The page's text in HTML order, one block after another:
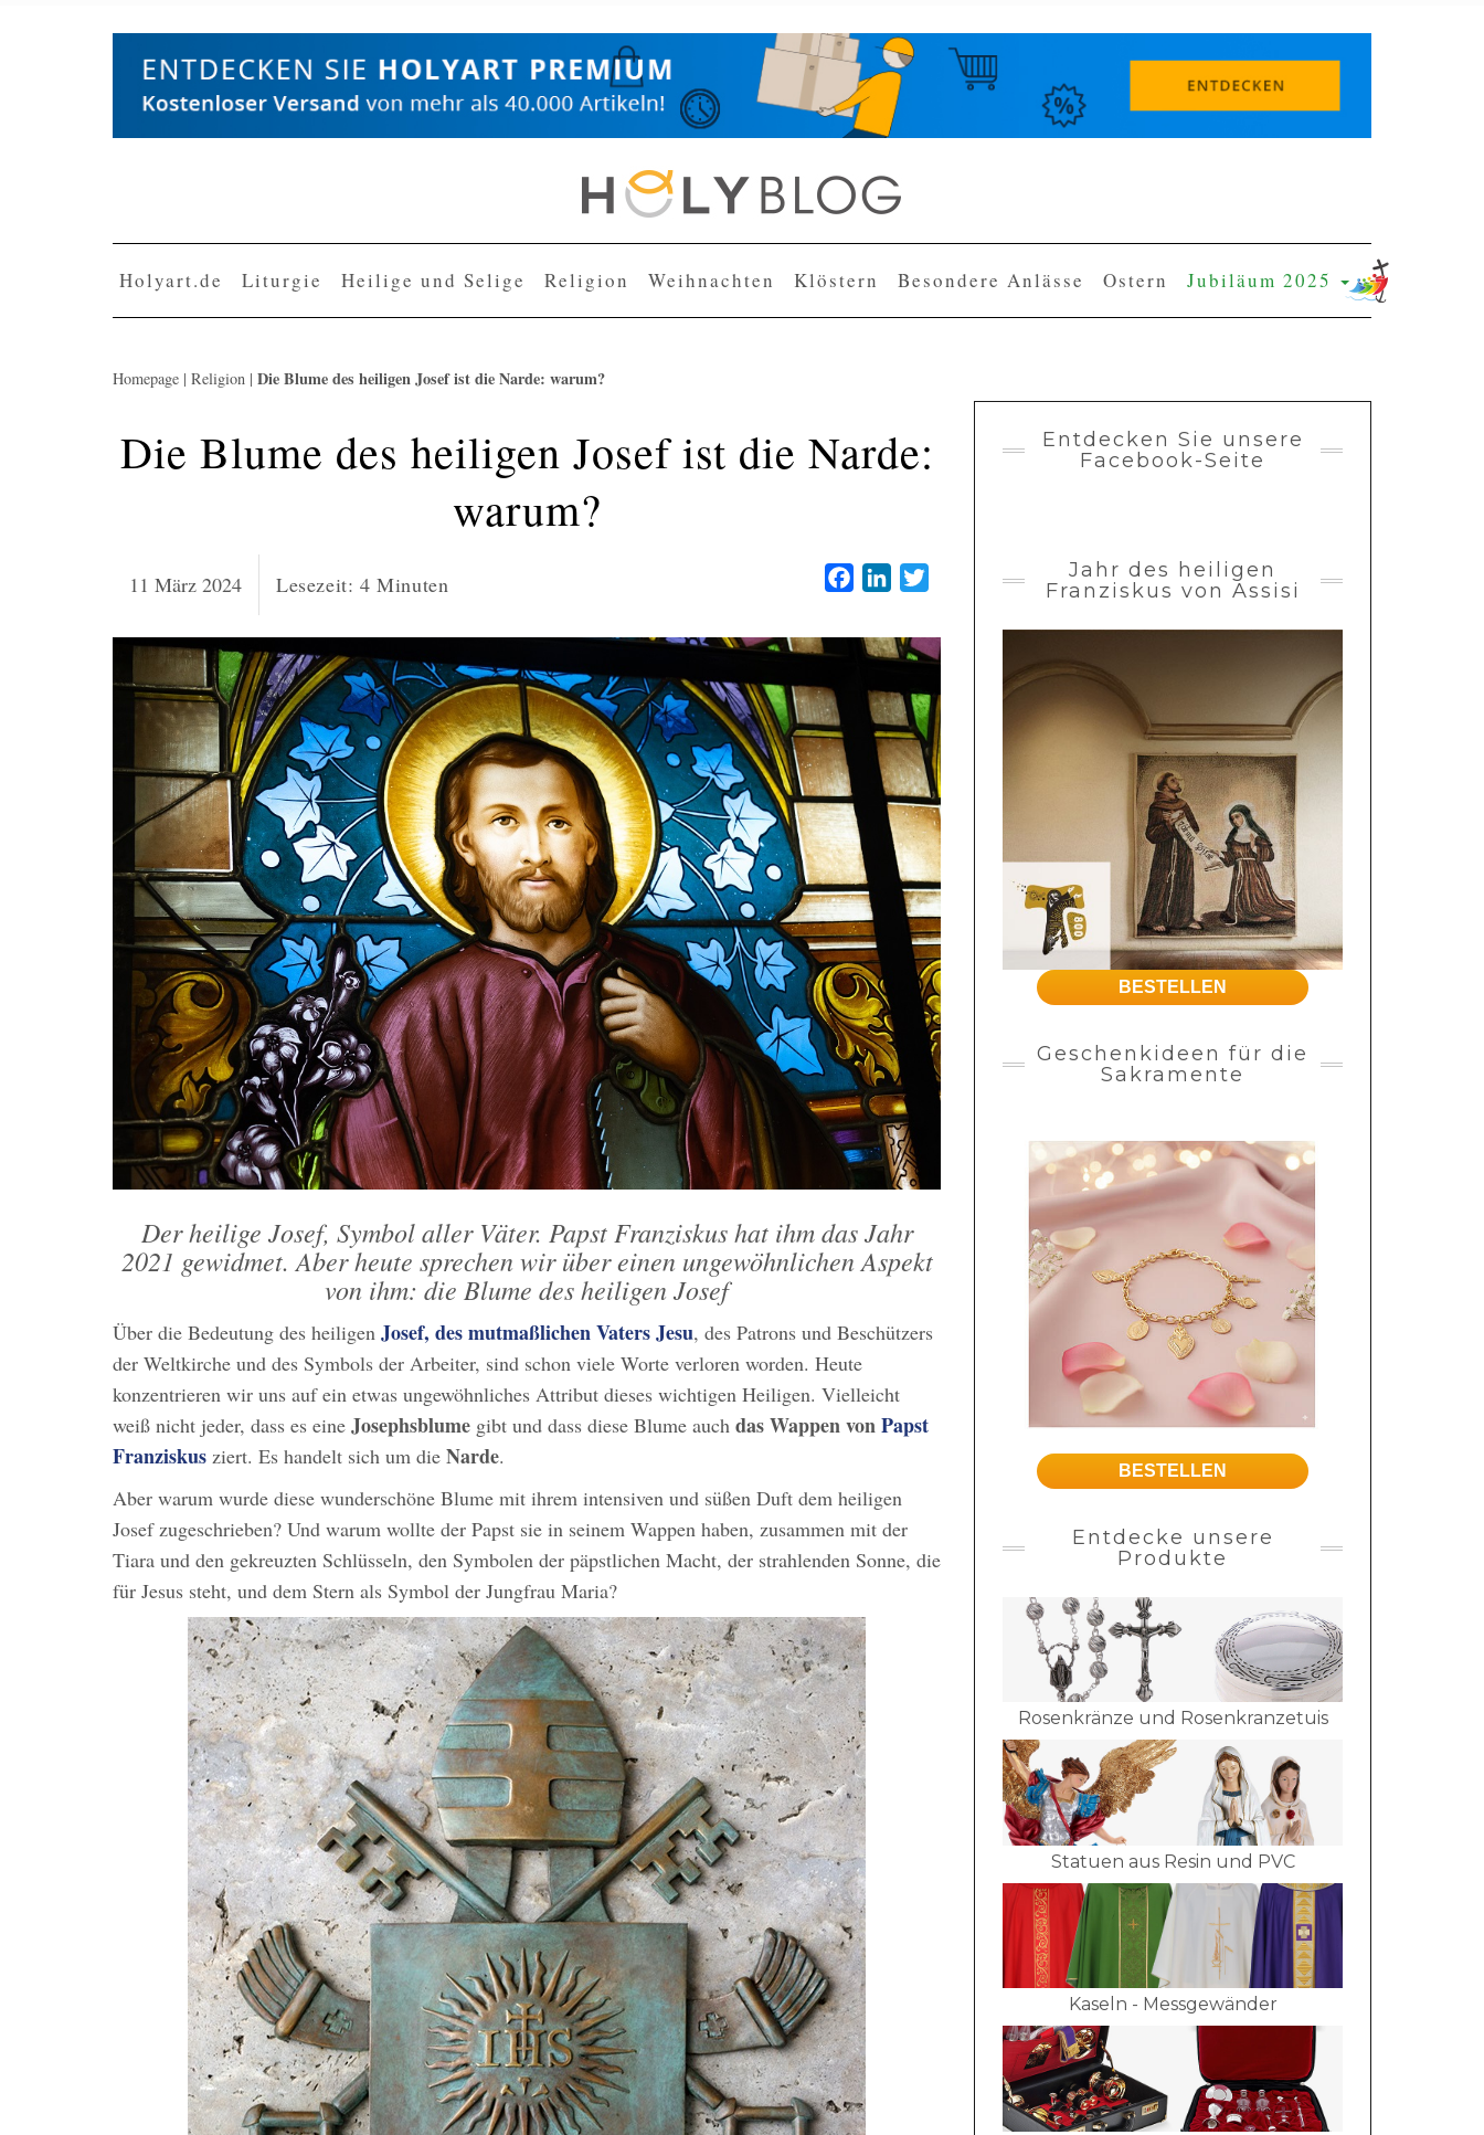
Holyart.de Liturgie Heilige und Selige Religion Weihnachten Klöstern Besondere Anlässe Ostern Jubiläum 2025
Homepage | Religion | Die Blume des heiligen Josef ist die Narde: warum?
Die Blume des heiligen Josef ist die Narde:
warum?
11 März 2024 Lesezeit: 4 Minuten FacebookLinkedIn
Der heilige Josef, Symbol aller Väter. Papst Franziskus hat ihm das Jahr
2021 gewidmet. Aber heute sprechen wir über einen ungewöhnlichen Aspekt
von ihm: die Blume des heiligen Josef
Über die Bedeutung des heiligen Josef, des mutmaßlichen Vaters Jesu, des Patrons und Beschützers
der Weltkirche und des Symbols der Arbeiter, sind schon viele Worte verloren worden. Heute
konzentrieren wir uns auf ein etwas ungewöhnliches Attribut dieses wichtigen Heiligen. Vielleicht
weiß nicht jeder, dass es eine Josephsblume gibt und dass diese Blume auch das Wappen vonPapst
Franziskus ziert. Es handelt sich um die Narde.
Aber warum wurde diese wunderschöne Blume mit ihrem intensiven und süßen Duft dem heiligen
Josef zugeschrieben? Und warum wollte der Papst sie in seinem Wappen haben, zusammen mit der
Tiara und den gekreuzten Schlüsseln, den Symbolen der päpstlichen Macht, der strahlenden Sonne, die
für Jesus steht, und dem Stern als Symbol der Jungfrau Maria?
Entdecken Sie unsere
Facebook-Seite
Jahr des heiligen
Franziskus von Assisi
BESTELLEN
Geschenkideen für die
Sakramente
BESTELLEN
Entdecke unsere
Produkte
Rosenkränze und Rosenkranzetuis
Statuen aus Resin und PVC
Kaseln - Messgewänder